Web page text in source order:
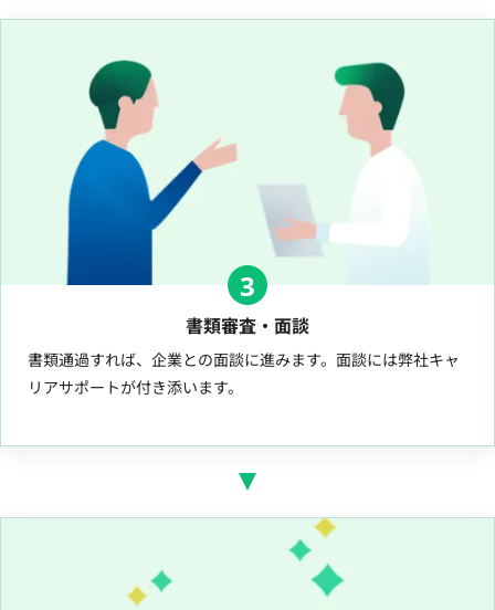
3
書類審査・面談
書類通過すれば、企業との面談に進みます。面談には弊社キャ
リアサポートが付き添います。